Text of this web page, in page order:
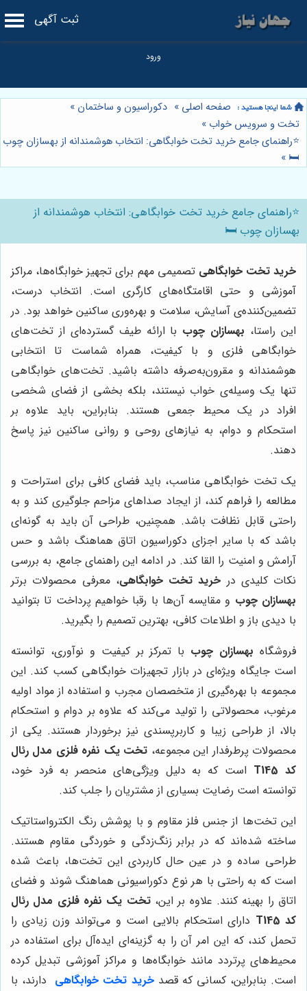
ثبت آگهی
صفحه اصلی » دکوراسیون و ساختمان »
تخت و سرویس خواب »
⭐️راهنمای جامع خرید تخت خوابگاهی: انتخاب هوشمندانه از بهسازان چوب
🛏️
»
⭐️راهنمای جامع خرید تخت خوابگاهی: انتخاب هوشمندانه از
بهسازان چوب 🛏️
خرید تخت خوابگاهی تصمیمی مهم برای تجهیز خوابگاه‌ها، مراکز
آموزشی و حتی اقامتگاه‌های کارگری است. انتخاب درست،
تضمین‌کننده‌ی آسایش، سلامت و بهره‌وری ساکنین خواهد بود. در
این راستا، بهسازان چوب با ارائه طیف گسترده‌ای از تخت‌های
خوابگاهی فلزی و با کیفیت، همراه شماست تا انتخابی
هوشمندانه و مقرون‌به‌صرفه داشته باشید. تخت‌های خوابگاهی
تنها یک وسیله‌ی خواب نیستند، بلکه بخشی از فضای شخصی
افراد در یک محیط جمعی هستند. بنابراین، باید علاوه بر
استحکام و دوام، به نیازهای روحی و روانی ساکنین نیز پاسخ
دهند.
یک تخت خوابگاهی مناسب، باید فضای کافی برای استراحت و
مطالعه را فراهم کند، از ایجاد صداهای مزاحم جلوگیری کند و به
راحتی قابل نظافت باشد. همچنین، طراحی آن باید به گونه‌ای
باشد که با سایر اجزای دکوراسیون اتاق هماهنگ باشد و حس
آرامش و امنیت را القا کند. در ادامه این راهنمای جامع، به بررسی
نکات کلیدی در خرید تخت خوابگاهی، معرفی محصولات برتر
بهسازان چوب و مقایسه آن‌ها با رقبا خواهیم پرداخت تا بتوانید
با دیدی باز و اطلاعات کافی، بهترین تصمیم را بگیرید.
فروشگاه بهسازان چوب با تمرکز بر کیفیت و نوآوری، توانسته
است جایگاه ویژه‌ای در بازار تجهیزات خوابگاهی کسب کند. این
مجموعه با بهره‌گیری از متخصصان مجرب و استفاده از مواد اولیه
مرغوب، محصولاتی را تولید می‌کند که علاوه بر دوام و استحکام
بالا، از طراحی زیبا و کاربرپسندی نیز برخوردار هستند. یکی از
محصولات پرطرفدار این مجموعه، تخت یک نفره فلزی مدل رئال
کد T145
است که به دلیل ویژگی‌های منحصر به فرد خود،
توانسته است رضایت بسیاری از مشتریان را جلب کند.
این تخت‌ها از جنس فلز مقاوم و با پوشش رنگ الکترواستاتیک
ساخته شده‌اند که در برابر زنگ‌زدگی و خوردگی مقاوم هستند.
طراحی ساده و در عین حال کاربردی این تخت‌ها، باعث شده
است که به راحتی با هر نوع دکوراسیونی هماهنگ شوند و فضای
اتاق را بهینه کنند. علاوه بر این،تخت یک نفره فلزی مدل رئال
کد T145
دارای استحکام بالایی است و می‌تواند وزن زیادی را
تحمل کند، که این امر آن را به گزینه‌ای ایده‌آل برای استفاده در
محیط‌های پرتردد مانند خوابگاه‌ها و مراکز آموزشی تبدیل کرده
است. بنابراین، کسانی که قصدخرید تخت خوابگاهی دارند، با